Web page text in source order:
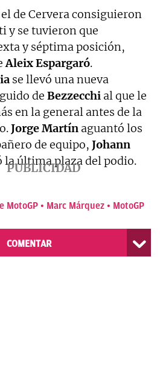
de Cervera consiguieron
y se tuvieron que
y séptima posición,
Aleix Espargaró.
se llevó una nueva
de Bezzecchi al que le
en la general antes de la
Jorge Martín aguantó los
de equipo, Johann
la última plaza del podio.
MotoGP Marc Márquez MotoGP
COMENTAR